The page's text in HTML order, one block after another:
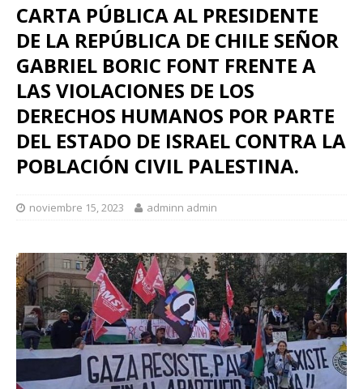
CARTA PÚBLICA AL PRESIDENTE
DE LA REPÚBLICA DE CHILE SEÑOR
GABRIEL BORIC FONT FRENTE A
LAS VIOLACIONES DE LOS
DERECHOS HUMANOS POR PARTE
DEL ESTADO DE ISRAEL CONTRA LA
POBLACIÓN CIVIL PALESTINA.
noviembre 15, 2023 adminn admin